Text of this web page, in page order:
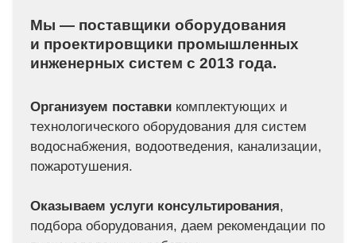
Мы — поставщики оборудования
и проектировщики промышленных
инженерных систем с 2013 года.
Организуем поставки комплектующих и
технологического оборудования для систем
водоснабжения, водоотведения, канализации,
пожаротушения.
Оказываем услуги консультирования,
подбора оборудования, даем рекомендации по